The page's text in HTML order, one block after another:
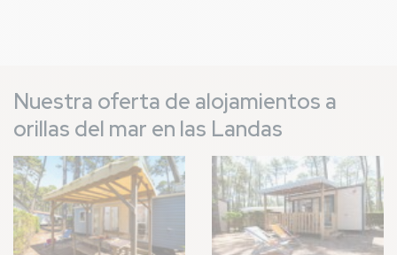
Nuestra oferta de alojamientos a
orillas del mar en las Landas
Imagen Imagen